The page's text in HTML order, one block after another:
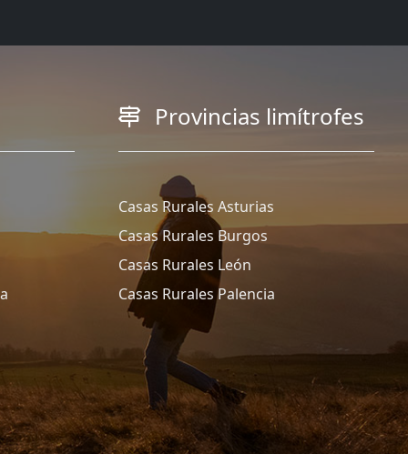
Provincias limítrofes
Casas Rurales Asturias
Casas Rurales Burgos
Casas Rurales León
Casas Rurales Palencia